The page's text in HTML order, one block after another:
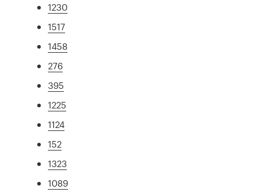
1230
1517
1458
276
395
1225
1124
152
1323
1089